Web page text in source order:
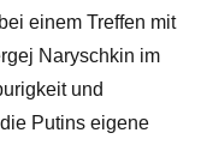
einem Treffen mit
Naryschkin im
und
Putins eigene